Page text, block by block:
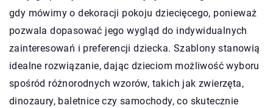
gdy mówimy o dekoracji pokoju dziecięcego, ponieważ
pozwala dopasować jego wygląd do indywidualnych
zainteresowań i preferencji dziecka. Szablony stanowią
idealne rozwiązanie, dając dzieciom możliwość wyboru
spośród różnorodnych wzorów, takich jak zwierzęta,
dinozaury, baletnice czy samochody, co skutecznie